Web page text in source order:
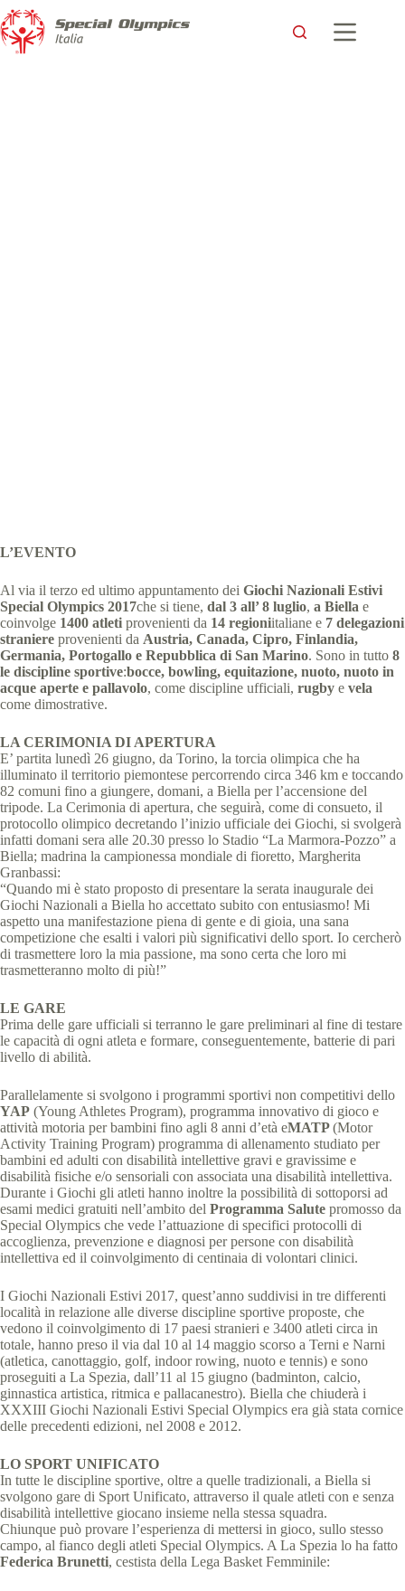
L’EVENTO
Al via il terzo ed ultimo appuntamento dei Giochi Nazionali Estivi
Special Olympics 2017che si tiene, dal 3 all’ 8 luglio, a Biella e
coinvolge 1400 atleti provenienti da 14 regioniitaliane e 7 delegazioni
straniere provenienti da Austria, Canada, Cipro, Finlandia,
Germania, Portogallo e Repubblica di San Marino. Sono in tutto 8
le discipline sportive:bocce, bowling, equitazione, nuoto, nuoto in
acque aperte e pallavolo, come discipline ufficiali, rugby e vela
come dimostrative.
LA CERIMONIA DI APERTURA
E’ partita lunedì 26 giugno, da Torino, la torcia olimpica che ha
illuminato il territorio piemontese percorrendo circa 346 km e toccando
82 comuni fino a giungere, domani, a Biella per l’accensione del
tripode. La Cerimonia di apertura, che seguirà, come di consueto, il
protocollo olimpico decretando l’inizio ufficiale dei Giochi, si svolgerà
infatti domani sera alle 20.30 presso lo Stadio “La Marmora-Pozzo” a
Biella; madrina la campionessa mondiale di fioretto, Margherita
Granbassi:
“Quando mi è stato proposto di presentare la serata inaugurale dei
Giochi Nazionali a Biella ho accettato subito con entusiasmo! Mi
aspetto una manifestazione piena di gente e di gioia, una sana
competizione che esalti i valori più significativi dello sport. Io cercherò
di trasmettere loro la mia passione, ma sono certa che loro mi
trasmetteranno molto di più!”
LE GARE
Prima delle gare ufficiali si terranno le gare preliminari al fine di testare
le capacità di ogni atleta e formare, conseguentemente, batterie di pari
livello di abilità.
Parallelamente si svolgono i programmi sportivi non competitivi dello
YAP (Young Athletes Program), programma innovativo di gioco e
attività motoria per bambini fino agli 8 anni d’età eMATP(Motor
Activity Training Program) programma di allenamento studiato per
bambini ed adulti con disabilità intellettive gravi e gravissime e
disabilità fisiche e/o sensoriali con associata una disabilità intellettiva.
Durante i Giochi gli atleti hanno inoltre la possibilità di sottoporsi ad
esami medici gratuiti nell’ambito del Programma Salute promosso da
Special Olympics che vede l’attuazione di specifici protocolli di
accoglienza, prevenzione e diagnosi per persone con disabilità
intellettiva ed il coinvolgimento di centinaia di volontari clinici.
I Giochi Nazionali Estivi 2017, quest’anno suddivisi in tre differenti
località in relazione alle diverse discipline sportive proposte, che
vedono il coinvolgimento di 17 paesi stranieri e 3400 atleti circa in
totale, hanno preso il via dal 10 al 14 maggio scorso a Terni e Narni
(atletica, canottaggio, golf, indoor rowing, nuoto e tennis) e sono
proseguiti a La Spezia, dall’11 al 15 giugno (badminton, calcio,
ginnastica artistica, ritmica e pallacanestro). Biella che chiuderà i
XXXIII Giochi Nazionali Estivi Special Olympics era già stata cornice
delle precedenti edizioni, nel 2008 e 2012.
LO SPORT UNIFICATO
In tutte le discipline sportive, oltre a quelle tradizionali, a Biella si
svolgono gare di Sport Unificato, attraverso il quale atleti con e senza
disabilità intellettive giocano insieme nella stessa squadra.
Chiunque può provare l’esperienza di mettersi in gioco, sullo stesso
campo, al fianco degli atleti Special Olympics. A La Spezia lo ha fatto
Federica Brunetti, cestista della Lega Basket Femminile: